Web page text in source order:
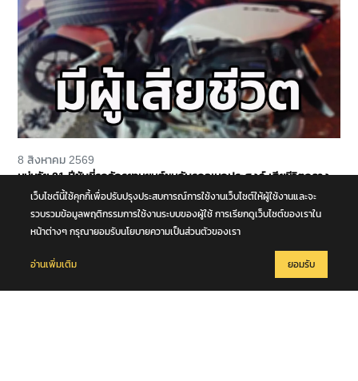
8 สิงหาคม 2569
หนุ่มวัย 21 ปีขับขี่รถจักรยานยนต์ชนกับรถอเนกประสงค์ เสียชีวิตกลาง
ถนนพุทธมณฑล สาย 4 จ.นครปฐม
เว็บไซต์นี้ใช้คุกกี้เพื่อปรับปรุงประสบการณ์การใช้งานเว็บไซต์ให้ผู้ใช้งานและจะ
รวบรวมข้อมูลพฤติกรรมการใช้งานระบบของผู้ใช้ การเรียกดูเว็บไซต์ของเราใน
หน้าต่างๆ กรุณายอมรับนโยบายความเป็นส่วนตัวของเรา
อ่านเพิ่มเติม ยอมรับ